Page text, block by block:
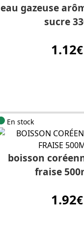
eau gazeuse
sucre
1.12€
En stock
boisson
fraise
1.92€